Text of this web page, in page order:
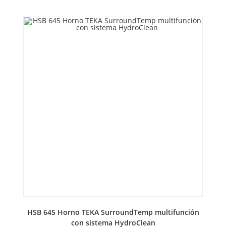
HSB 645 Horno TEKA SurroundTemp multifunción
con sistema HydroClean